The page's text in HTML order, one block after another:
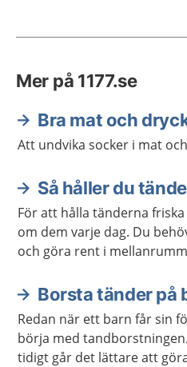
Mer på 1177.se
Bra mat och
Att undvika socker i mat
Så håller du
För att hålla tänderna
om dem varje dag. Du
och göra rent i
Borsta tänder på
Redan när ett barn får sin
börja med
tidigt går det lättare att